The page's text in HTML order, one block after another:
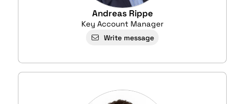
Andreas Rippe
Key Account Manager
Write message